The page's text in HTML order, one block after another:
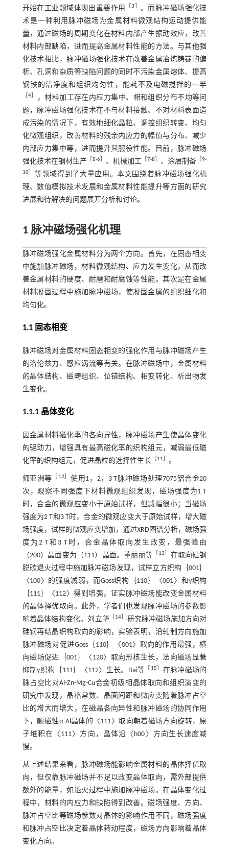
开始在工业领域体现出重要作用 ［3
。而脉冲磁场强化技
术是一种利用脉冲磁场为金属材料微观结构运动提供能
量，通过磁场的周期变化在材料内部产生振动效应，改善
材料内部缺陷，进而提高金属材料性能的方法。与其他强
化技术相比，脉冲磁场强化技术在改善金属冶炼铸锭的偏
析、孔洞和杂质等缺陷问题的同时不污染金属熔体、提高
钢铁的洁净度和组织均匀性，能耗不及电磁搅拌的一半
［4
，材料加工存在内应力集中、相和组织分布不均等问
题，脉冲磁场强化技术在不与材料接触、不对材料表面造
成污染的情况下，有效地细化晶粒、调控组织转变、均匀
化微观组织，改善材料的残余内应力的幅值与分布、减少
内部应力集中等，进而提升其服役性能。目前，脉冲磁场
强化技术在钢材生产
5-6］ 、机械加工 ［7-8 、涂层制备 ［9-
10］ 等领域得到了大量应用。本文围绕着脉冲磁场强化机
理、数值模拟技术发展和金属材料性能提升等方面的研究
进展和待解决的问题展开分析和讨论。
1 脉冲磁场强化机理
脉冲磁场强化金属材料分为两个方向。首先，在固态相变
中施加脉冲磁场，材料微观结构、应力发生变化，从而改
善金属材料的硬度、耐磨和耐腐蚀等性能。其次是在金属
材料凝固过程中施加脉冲磁场，使凝固金属的组织细化和
均匀化。
1.1 固态相变
脉冲磁场对金属材料固态相变的强化作用与脉冲磁场产生
的洛伦兹力、感应涡流等有关。在脉冲磁场中，金属材料
的晶体结构、磁畴组织、位错结构、相变转化、析出物发
生变化。
1.1.1 晶体变化
因金属材料磁化率的各向异性，脉冲磁场产生使晶体变化
的驱动力，增强具有最高磁化率的织构组元，减弱最低磁
化率的织构组元，促进晶粒的选择性生长［ 11 。
师亚洲等 12 ］使用1，2，3 T脉冲磁场处理7075铝合金20
次，观察不同强度下材料微观组织发现，磁场强度为1 T
时，合金的微观应变小于原始试样，但减幅很小；当磁场
强度为2 T和3 T时，合金的微观应变大于原始试样，增大磁
场强度，试样的微观应变增加，通过XRD图谱分析，磁场强
度为2 T和3 T时，合金晶体取向发生改变，最强峰由
（200）晶面变为（111）晶面。董丽丽等
13
在取向硅钢
脱碳退火过程中施加脉冲磁场发现，试样立方织构｛001｝
〈100〉的强度减弱，而Goss织构｛110｝〈001〉和γ织构
｛111｝〈112〉得到增强，证实脉冲磁场能改变金属材料
的晶体择优取向。此外，学者们也发现脉冲磁场的参数影
响着晶体结构变化。刘立华
14
研究脉冲磁场施加方向对
硅钢再结晶织构取向的影响，实验表明，沿轧制方向施加
脉冲磁场对促进Goss｛110｝〈001〉取向的作用最强，横
向磁场促进｛001｝〈120〉取向形核生长，法向磁场显著
抑制γ织构｛111｝〈112〉生长。Bai等
15
在脉冲磁场的
脉占空比对Al-Zn-Mg-Cu合金初级相晶体取向和组织演变的
研究中发现，晶格常数、晶面间距和微应变随着脉冲占空
比的增大而增大，在磁晶各向异性和脉冲磁场的协同作用
下，顺磁性α-Al晶体的〈111〉取向朝着磁场方向旋转，原
子堆积在〈111〉方向，晶体沿〈h00〉方向生长速度减
慢。
从上述结果来看，脉冲磁场能影响金属材料的晶体择优取
向，但仅靠脉冲磁场并不足以改变晶体取向，需外部提供
额外的能量，如退火过程中施加脉冲磁场。在晶体变化过
程中，材料的内应力和缺陷得到改善。磁场强度、方向、
脉冲占空比等磁场参数对晶体的影响作用不同，磁场强度
和脉冲占空比决定着晶体转动程度，磁场方向影响着晶体
变化方向。